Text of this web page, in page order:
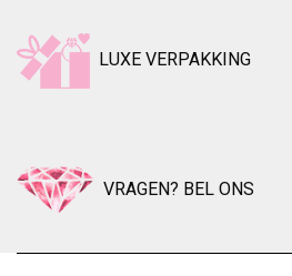
LUXE VERPAKKING
VRAGEN? BEL ONS